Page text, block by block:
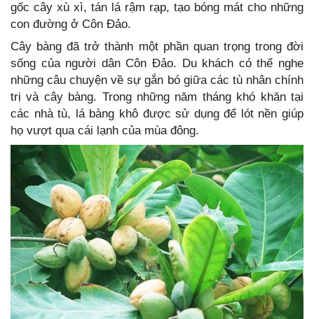
gốc cây xù xì, tán lá rậm rạp, tạo bóng mát cho những
con đường ở Côn Đảo.
Cây bàng đã trở thành một phần quan trọng trong đời
sống của người dân Côn Đảo. Du khách có thể nghe
những câu chuyện về sự gắn bó giữa các tù nhân chính
trị và cây bàng. Trong những năm tháng khó khăn tại
các nhà tù, lá bàng khô được sử dụng để lót nền giúp
họ vượt qua cái lạnh của mùa đông.